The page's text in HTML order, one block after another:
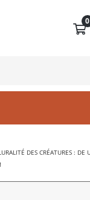
0
DES CRÉATURES : DE